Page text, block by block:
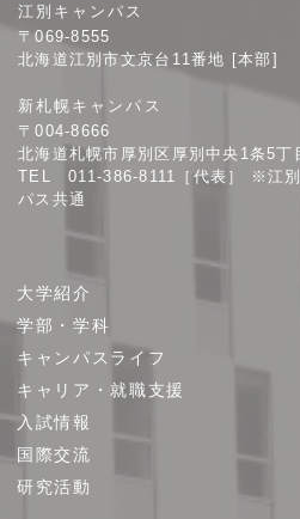
幌
学
大
学
江別キャンパス
〒069-8555
北海道江別市文京台11番地 [本部]
新札幌キャンパス
〒004-8666
北海道札幌市厚別区厚別中央1条5丁
TEL 011-386-8111［代表］ ※江別
パス共通
ト
プ
大学紹介
学部・学科
キャンパスライフ
キャリア・就職支援
入試情報
国際交流
研究活動